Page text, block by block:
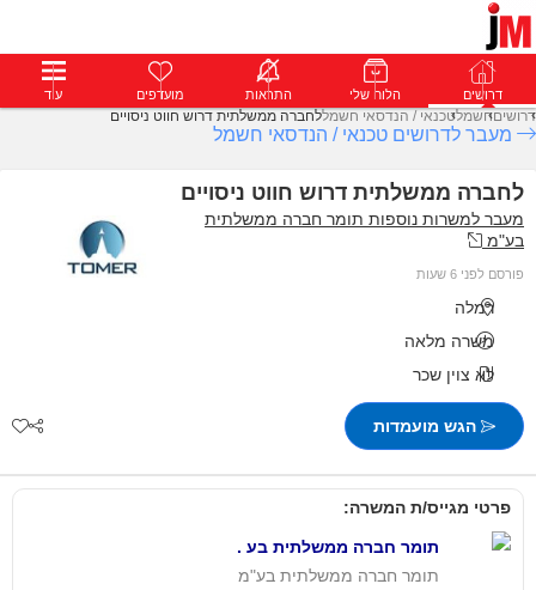
דרושים פרופילים הודעות פרימיום דרושים הלוח שלי התראות מועדפים עוד
דרושיםחשמלטכנאי / הנדסאי חשמללחברה ממשלתית דרוש חווט ניסויים
מעבר לדרושים טכנאי / הנדסאי חשמל
לחברה ממשלתית דרוש חווט ניסויים
מעבר למשרות נוספות תומר חברה ממשלתית
בע"מ
פורסם לפני 6 שעות
רמלה
משרה מלאה
לא צוין שכר
הגש מועמדות
פרטי מגייס/ת המשרה:
תומר חברה ממשלתית בע .
תומר חברה ממשלתית בע"מ